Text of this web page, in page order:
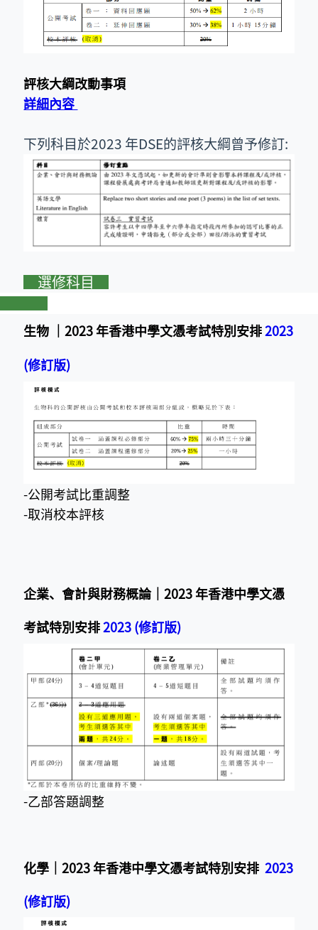
評核大綱改動事項
詳細內容
下列科目於2023 年DSE的評核大綱曾予修訂:
選修科目
生物 ｜2023 年香港中學文憑考試特別安排 2023
(修訂版)
-公開考試比重調整
-取消校本評核
企業、會計與財務概論｜2023 年香港中學文憑
考試特別安排2023 (修訂版)
-乙部答題調整
化學｜2023 年香港中學文憑考試特別安排 2023
(修訂版)